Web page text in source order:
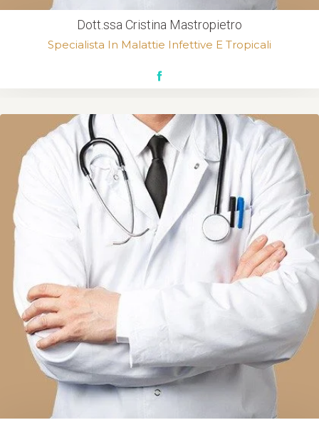
Dott.ssa Cristina Mastropietro
Specialista In Malattie Infettive E Tropicali